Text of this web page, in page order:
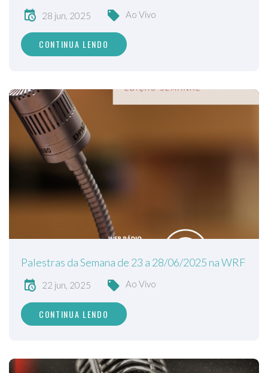
28 jun, 2025 Ao Vivo
CONTINUA LENDO
Palestras da Semana de 23 a 28/06/2025 na WRF
22 jun, 2025 Ao Vivo
CONTINUA LENDO